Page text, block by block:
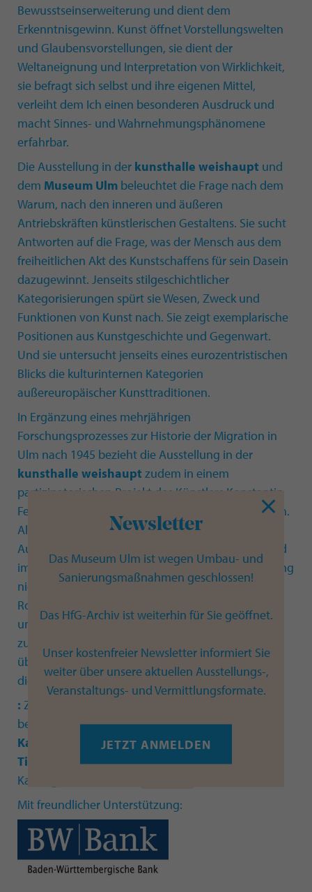
Bewusstseinserweiterung und dient dem
Erkenntnisgewinn. Kunst öffnet Vorstellungswelten
und Glaubensvorstellungen, sie dient der
Weltaneignung und Interpretation von Wirklichkeit,
sie befragt sich selbst und ihre eigenen Mittel,
verleiht dem Ich einen besonderen Ausdruck und
macht Sinnes- und Wahrnehmungsphänomene
erfahrbar.
Die Ausstellung in der kunsthalle weishaupt und
dem Museum Ulm beleuchtet die Frage nach dem
Warum, nach den inneren und äußeren
Antriebskräften künstlerischen Gestaltens. Sie sucht
Antworten auf die Frage, was der Mensch aus dem
freiheitlichen Akt des Kunstschaffens für sein Dasein
dazugewinnt. Jenseits stilgeschichtlicher
Kategorisierungen spürt sie Wesen, Zweck und
Funktionen von Kunst nach. Sie zeigt exemplarische
Positionen aus Kunstgeschichte und Gegenwart.
Und sie untersucht jenseits eines eurozentristischen
Blicks die kulturinternen Kategorien
außereuropäischer Kunsttraditionen.
In Ergänzung eines mehrjährigen
Forschungsprozesses zur Historie der Migration in
Ulm nach 1945 bezieht die Ausstellung in der
kunsthalle weishaupt zudem in einem
partizipatorischen Projekt des Künstlers Konstantin
Felker (*1980) internationale Bevölkerungskreise ein.
Als Orte der Begegnung und des kulturellen
Austausches soll in der
und
im
Museum Ulmdarüber hinaus mit der Ausstellung
nicht nur die Frage thematisiert werden, welche
Rolle die Kunst als Moment der gesellschaftlichen
und historischen Identifikation in einer Welt
zunehmender Ungewissheiten übernimmt und
übernehmen kann, sondern auch ein Diskurs über
die Zukunft des Museums angeregt werden.
: Zur Ausstellung erscheint eine umfangreich
bebilderte Publikation mit Aufsätzen von
Karin Dannecker,Dr. Stefanie Dathe
Tilman AllertundDr. Wolfgang Ullrich. Den
Katalog können Sie hier
Mit freundlicher Unterstützung:
Newsletter
Das Museum Ulm ist wegen Umbau- und
Sanierungsmaßnahmen geschlossen!
Das HfG-Archiv ist weiterhin für Sie geöffnet.
Unser kostenfreier Newsletter informiert Sie
weiter über unsere aktuellen Ausstellungs-,
Veranstaltungs- und Vermittlungsformate.
JETZT ANMELDEN